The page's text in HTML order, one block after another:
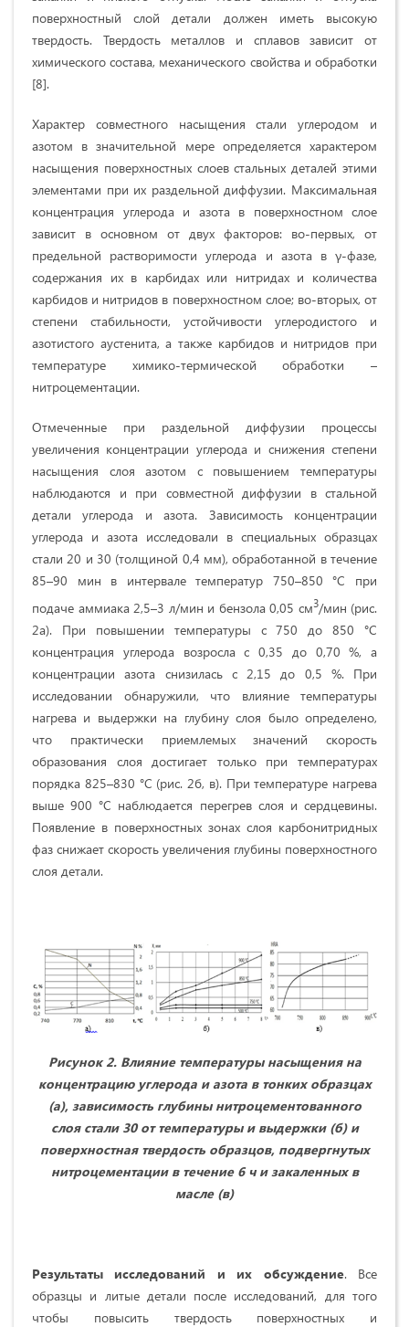
поверхностный слой детали должен иметь высокую
твердость. Твердость металлов и сплавов зависит от
химического состава, механического свойства и обработки
[8].
Характер совместного насыщения стали углеродом и
азотом в значительной мере определяется характером
насыщения поверхностных слоев стальных деталей этими
элементами при их раздельной диффузии. Максимальная
концентрация углерода и азота в поверхностном слое
зависит в основном от двух факторов: во-первых, от
предельной растворимости углерода и азота в γ-фазе,
содержания их в карбидах или нитридах и количества
карбидов и нитридов в поверхностном слое; во-вторых, от
степени стабильности, устойчивости углеродистого и
азотистого аустенита, а также карбидов и нитридов при
температуре химико-термической обработки –
нитроцементации.
Отмеченные при раздельной диффузии процессы
увеличения концентрации углерода и снижения степени
насыщения слоя азотом с повышением температуры
наблюдаются и при совместной диффузии в стальной
детали углерода и азота. Зависимость концентрации
углерода и азота исследовали в специальных образцах
стали 20 и 30 (толщиной 0,4 мм), обработанной в течение
85–90 мин в интервале температур 750–850 °С при
подаче аммиака 2,5–3 л/мин и бензола 0,05 см3/мин (рис.
2а). При повышении температуры с 750 до 850 °С
концентрация углерода возросла с 0,35 до 0,70 %, а
концентрации азота снизилась с 2,15 до 0,5 %. При
исследовании обнаружили, что влияние температуры
нагрева и выдержки на глубину слоя было определено,
что практически приемлемых значений скорость
образования слоя достигает только при температурах
порядка 825–830 °С (рис. 2б, в). При температуре нагрева
выше 900 °С наблюдается перегрев слоя и сердцевины.
Появление в поверхностных зонах слоя карбонитридных
фаз снижает скорость увеличения глубины поверхностного
слоя детали.
Рисунок 2. Влияние температуры насыщения на
концентрацию углерода и азота в тонких образцах
(а), зависимость глубины нитроцементованного
слоя стали 30 от температуры и выдержки (б) и
поверхностная твердость образцов, подвергнутых
нитроцементации в течение 6 ч и закаленных в
масле (в)
Результаты исследований и их обсуждение. Все
образцы и литые детали после исследований, для того
чтобы повысить твердость поверхностных и